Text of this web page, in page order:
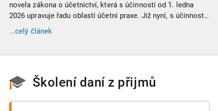
novela zákona o účetnictví, která s účinností od 1. ledna
2026 upravuje řadu oblastí účetní praxe. Již nyní, s účinností
od 3. září 2025, platí nová, zvýšená kritéria pro zařazení firem
do velikostních a použijí se zpětně již pro účetní období
...celý článek
Školení daní z přijmů